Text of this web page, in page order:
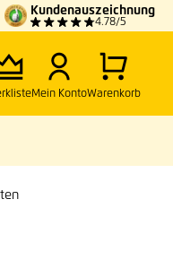
Kundenauszeichnung
4.78/5
Mein KontoWarenkorb